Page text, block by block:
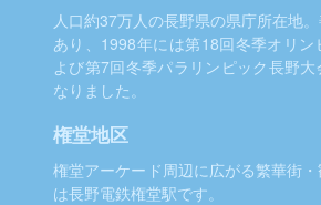
人口約37万人の長野県の県庁所在地
あり、1998年には第18回冬季オリン
よび第7回冬季パラリンピック長野
なりました。
権堂地区
権堂アーケード周辺に広がる繁華街
は長野電鉄権堂駅です。